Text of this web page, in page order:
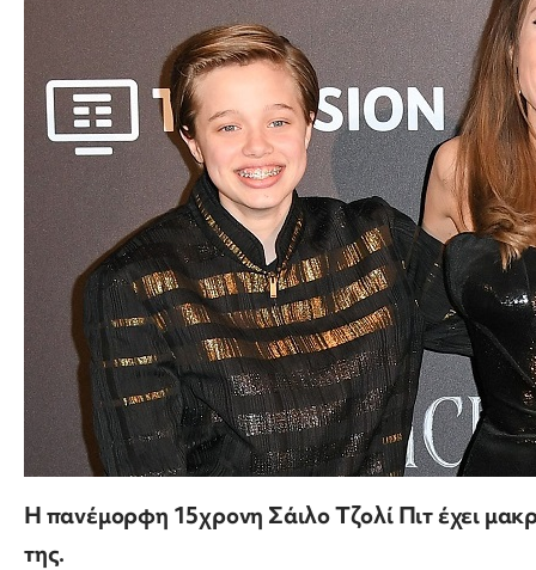
Η πανέμορφη 15χρονη Σάιλο Τζολί Πιτ έχει
της.